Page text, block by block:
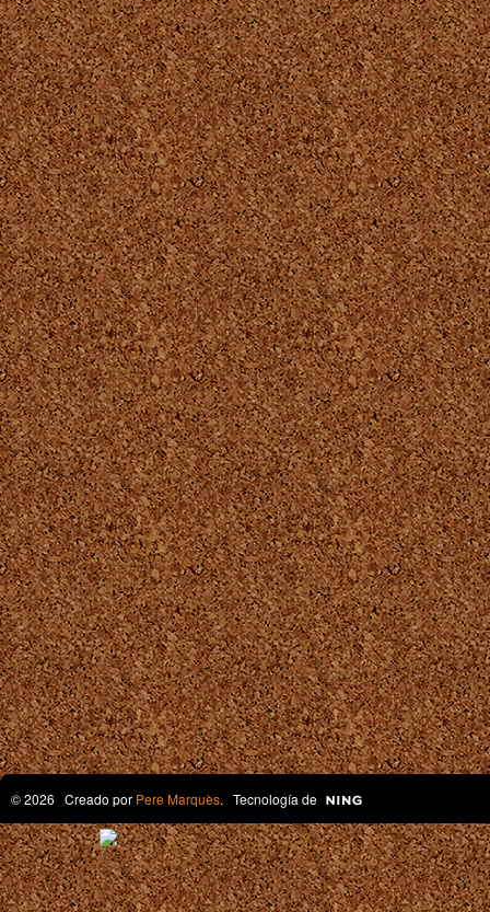
© 2026 Creado por Pere Marquès. Tecnología de